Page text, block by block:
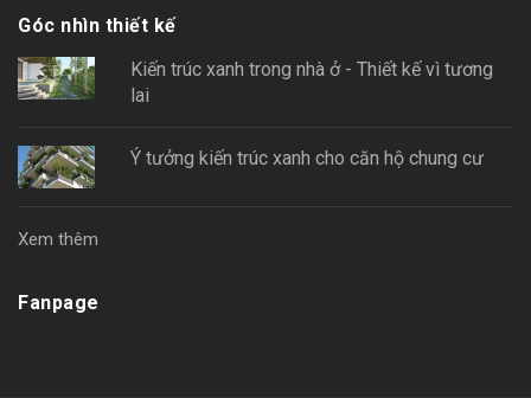
Góc nhìn thiết kế
Kiến trúc xanh trong nhà ở - Thiết kế vì tương
lai
Ý tưởng kiến trúc xanh cho căn hộ chung cư
Xem thêm
Fanpage